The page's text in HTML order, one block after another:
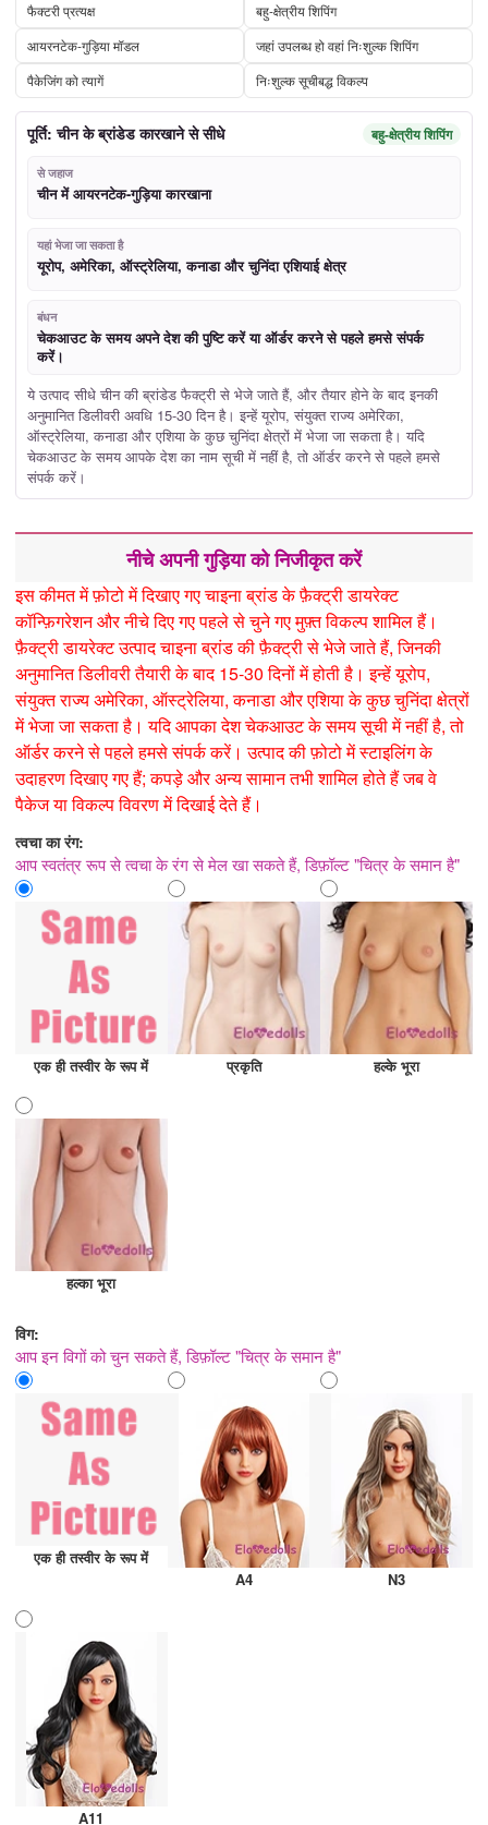
फैक्टरी प्रत्यक्ष
बहु-क्षेत्रीय शिपिंग
आयरनटेक-गुड़िया मॉडल
जहां उपलब्ध हो वहां निःशुल्क शिपिंग
पैकेजिंग को त्यागें
निःशुल्क सूचीबद्ध विकल्प
पूर्ति: चीन के ब्रांडेड कारखाने से सीधे बहु-क्षेत्रीय शिपिंग
से जहाज
चीन में आयरनटेक-गुड़िया कारखाना
यहां भेजा जा सकता है
यूरोप, अमेरिका, ऑस्ट्रेलिया, कनाडा और चुनिंदा एशियाई क्षेत्र
बंधन
चेकआउट के समय अपने देश की पुष्टि करें या ऑर्डर करने से पहले हमसे संपर्क
करें।
ये उत्पाद सीधे चीन की ब्रांडेड फैक्ट्री से भेजे जाते हैं, और तैयार होने के बाद इनकी
अनुमानित डिलीवरी अवधि 15-30 दिन है। इन्हें यूरोप, संयुक्त राज्य अमेरिका,
ऑस्ट्रेलिया, कनाडा और एशिया के कुछ चुनिंदा क्षेत्रों में भेजा जा सकता है। यदि
चेकआउट के समय आपके देश का नाम सूची में नहीं है, तो ऑर्डर करने से पहले हमसे
संपर्क करें।
नीचे अपनी गुड़िया को निजीकृत करें
इस कीमत में फ़ोटो में दिखाए गए चाइना ब्रांड के फ़ैक्ट्री डायरेक्ट
कॉन्फ़िगरेशन और नीचे दिए गए पहले से चुने गए मुफ़्त विकल्प शामिल हैं।
फ़ैक्ट्री डायरेक्ट उत्पाद चाइना ब्रांड की फ़ैक्ट्री से भेजे जाते हैं, जिनकी
अनुमानित डिलीवरी तैयारी के बाद 15-30 दिनों में होती है। इन्हें यूरोप,
संयुक्त राज्य अमेरिका, ऑस्ट्रेलिया, कनाडा और एशिया के कुछ चुनिंदा क्षेत्रों
में भेजा जा सकता है। यदि आपका देश चेकआउट के समय सूची में नहीं है, तो
ऑर्डर करने से पहले हमसे संपर्क करें। उत्पाद की फ़ोटो में स्टाइलिंग के
उदाहरण दिखाए गए हैं; कपड़े और अन्य सामान तभी शामिल होते हैं जब वे
पैकेज या विकल्प विवरण में दिखाई देते हैं।
त्वचा का रंग:
आप स्वतंत्र रूप से त्वचा के रंग से मेल खा सकते हैं, डिफ़ॉल्ट "चित्र के समान है"
एक ही तस्वीर के रूप में प्रकृति हल्के भूरा
हल्का भूरा
विग:
आप इन विगों को चुन सकते हैं, डिफ़ॉल्ट "चित्र के समान है"
एक ही तस्वीर के रूप में
A4
N3
A11